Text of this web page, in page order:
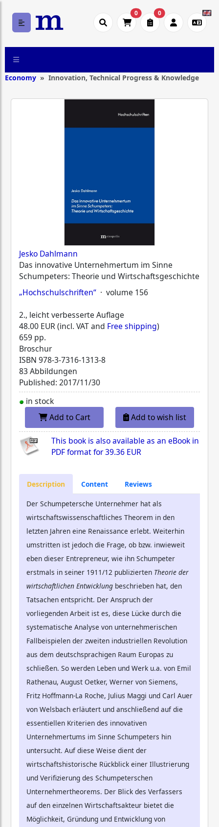
0 0
Economy Innovation, Technical Progress & Knowledge
Jesko Dahlmann
Das innovative Unternehmertum im Sinne
Schumpeters: Theorie und Wirtschaftsgeschichte
„Hochschulschriften“ · volume 156
2., leicht verbesserte Auflage
48.00 EUR (incl. VAT and Free shipping)
659 pp.
Broschur
ISBN 978-3-7316-1313-8
83 Abbildungen
Published: 2017/11/30
in stock
Add to Cart
Add to wish list
This book is also available as an eBook in
PDF format for39.36 EUR
Description Content Reviews
Der Schumpetersche Unternehmer hat als
wirtschaftswissenschaftliches Theorem in den
letzten Jahren eine Renaissance erlebt. Weiterhin
umstritten ist jedoch die Frage, ob bzw. inwieweit
eben dieser Entrepreneur, wie ihn Schumpeter
erstmals in seiner 1911/12 publizierten Theorie der
wirtschaftlichen Entwicklung beschrieben hat, den
Tatsachen entspricht. Der Anspruch der
vorliegenden Arbeit ist es, diese Lücke durch die
systematische Analyse von unternehmerischen
Fallbeispielen der zweiten industriellen Revolution
aus dem deutschsprachigen Raum Europas zu
schließen. So werden Leben und Werk u.a. von Emil
Rathenau, August Oetker, Werner von Siemens,
Fritz Hoffmann-La Roche, Julius Maggi und Carl Auer
von Welsbach erläutert und anschließend auf die
essentiellen Kriterien des innovativen
Unternehmertums im Sinne Schumpeters hin
untersucht. Auf diese Weise dient der
wirtschaftshistorische Rückblick einer Illustrierung
und Verifizierung des Schumpeterschen
Unternehmertheorems. Der Blick des Verfassers
auf den einzelnen Wirtschaftsakteur bietet die
Möglichkeit, Gründung und Entwicklung von